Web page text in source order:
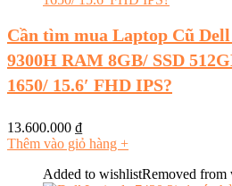
Cần tìm mua Laptop Cũ
9300H RAM 8GB/ SSD
1650/ 15.6′ FHD IPS?
13.600.000 ₫
Thêm vào giỏ hàng +
Added to wishlistRemoved from